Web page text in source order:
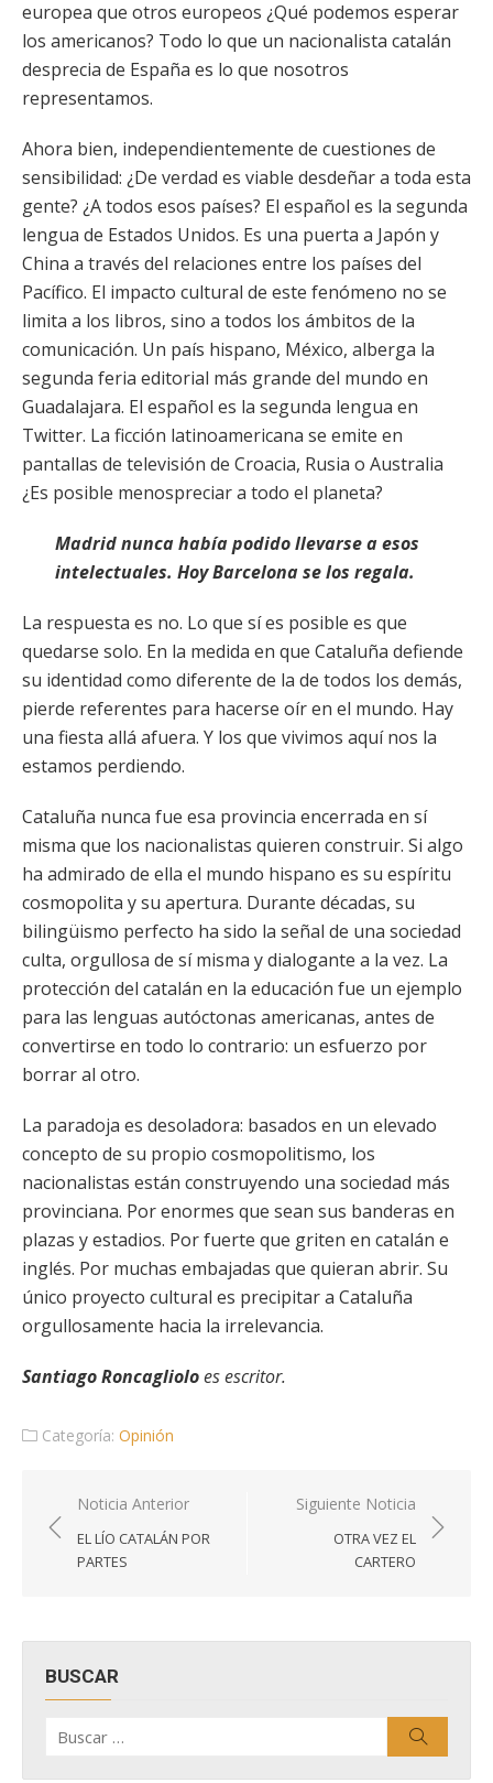
europea que otros europeos ¿Qué podemos esperar
los americanos? Todo lo que un nacionalista catalán
desprecia de España es lo que nosotros
representamos.
Ahora bien, independientemente de cuestiones de
sensibilidad: ¿De verdad es viable desdeñar a toda esta
gente? ¿A todos esos países? El español es la segunda
lengua de Estados Unidos. Es una puerta a Japón y
China a través del relaciones entre los países del
Pacífico. El impacto cultural de este fenómeno no se
limita a los libros, sino a todos los ámbitos de la
comunicación. Un país hispano, México, alberga la
segunda feria editorial más grande del mundo en
Guadalajara. El español es la segunda lengua en
Twitter. La ficción latinoamericana se emite en
pantallas de televisión de Croacia, Rusia o Australia
¿Es posible menospreciar a todo el planeta?
Madrid nunca había podido llevarse a esos
intelectuales. Hoy Barcelona se los regala.
La respuesta es no. Lo que sí es posible es que
quedarse solo. En la medida en que Cataluña defiende
su identidad como diferente de la de todos los demás,
pierde referentes para hacerse oír en el mundo. Hay
una fiesta allá afuera. Y los que vivimos aquí nos la
estamos perdiendo.
Cataluña nunca fue esa provincia encerrada en sí
misma que los nacionalistas quieren construir. Si algo
ha admirado de ella el mundo hispano es su espíritu
cosmopolita y su apertura. Durante décadas, su
bilingüismo perfecto ha sido la señal de una sociedad
culta, orgullosa de sí misma y dialogante a la vez. La
protección del catalán en la educación fue un ejemplo
para las lenguas autóctonas americanas, antes de
convertirse en todo lo contrario: un esfuerzo por
borrar al otro.
La paradoja es desoladora: basados en un elevado
concepto de su propio cosmopolitismo, los
nacionalistas están construyendo una sociedad más
provinciana. Por enormes que sean sus banderas en
plazas y estadios. Por fuerte que griten en catalán e
inglés. Por muchas embajadas que quieran abrir. Su
único proyecto cultural es precipitar a Cataluña
orgullosamente hacia la irrelevancia.
Santiago Roncaglioloes escritor.
Categoría: Opinión
Navegación
de
entradas
Noticia Anterior
EL LÍO CATALÁN POR
PARTES
Siguiente Noticia
OTRA VEZ EL
CARTERO
BUSCAR
por: